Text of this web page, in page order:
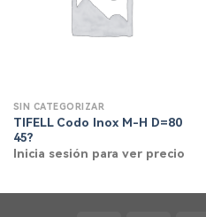
SIN CATEGORIZAR
TIFELL Codo Inox M-H D=80
45?
Inicia sesión para ver precio